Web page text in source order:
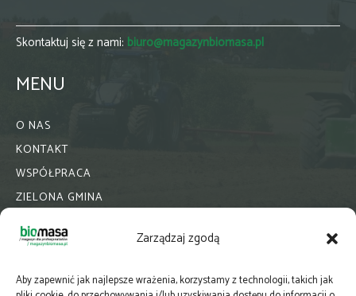
Zarządzaj zgodą
Aby zapewnić jak najlepsze wrażenia, korzystamy z technologii, takich jak
Skontaktuj się z nami: biuro@magazynbiomasa.pl
MENU
O NAS
KONTAKT
WSPÓŁPRACA
ZIELONA GMINA
NEWSLETTER